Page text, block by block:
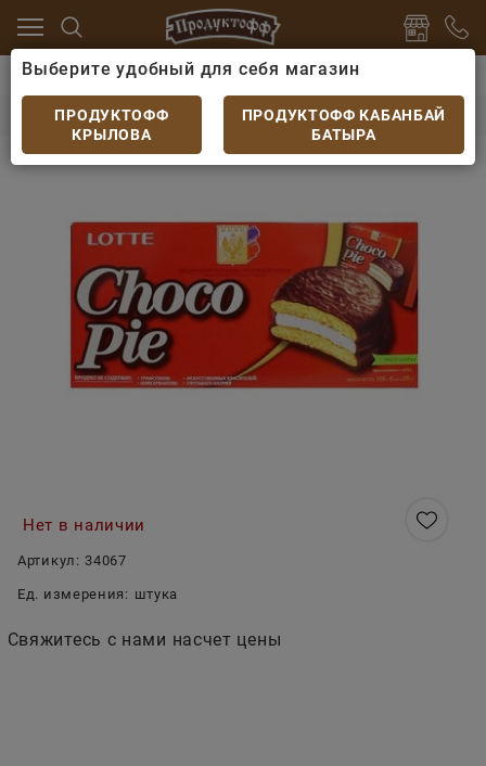
Печенье, пряники, сушки
Печенье бисквитное
Печенье бисквитное Lotte Choco-Pie 168гр
Нет в наличии
Артикул: 34067
Ед. измерения: штука
Свяжитесь с нами насчет цены
Выберите удобный для себя магазин
ПРОДУКТОФФ
КРЫЛОВА
ПРОДУКТОФФ КАБАНБАЙ
БАТЫРА